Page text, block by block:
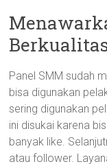
Panel SMM sudah
bisa digunakan
sering digunakan
ini disukai karena
banyak like.
atau follower.